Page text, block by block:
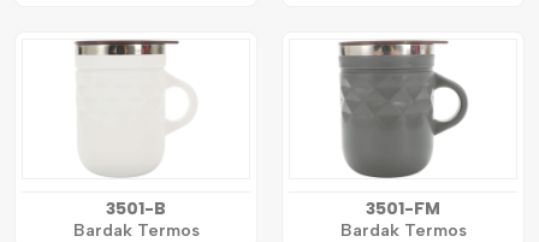
3501-B
Bardak Termos
3501-FM
Bardak Termos